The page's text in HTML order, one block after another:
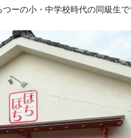
ーの小・中学校時代の同級生で